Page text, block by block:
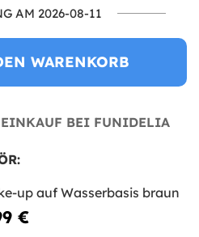
AM 2026-08-11
WARENKORB
EINKAUF BEI FUNIDELIA
up auf Wasserbasis braun
€